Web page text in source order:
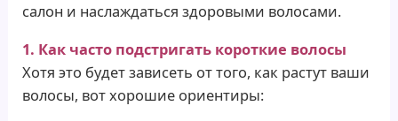
салон и наслаждаться здоровыми волосами.
1. Как часто подстригать короткие волосы
Хотя это будет зависеть от того, как растут ваши
волосы, вот хорошие ориентиры: